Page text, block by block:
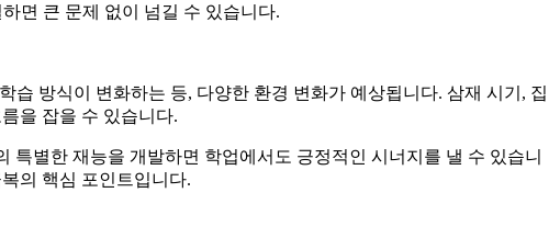
면 큰 문제 없이 넘길 수 있습니다.
방식이 변화하는 등, 다양한 환경 변화가 예상됩니다. 삼재 시기, 집
을 잡을 수 있습니다.
별한 재능을 개발하면 학업에서도 긍정적인 시너지를 낼 수 있습니
의 핵심 포인트입니다.